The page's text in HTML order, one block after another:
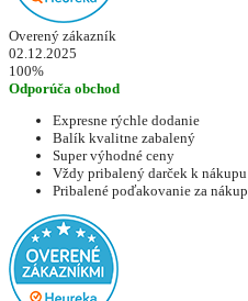
Overený zákazník
02.12.2025
100%
Odporúča obchod
Expresne rýchle dodanie
Balík kvalitne zabalený
Super výhodné ceny
Vždy pribalený darček k nákupu
Pribalené poďakovanie za nákup